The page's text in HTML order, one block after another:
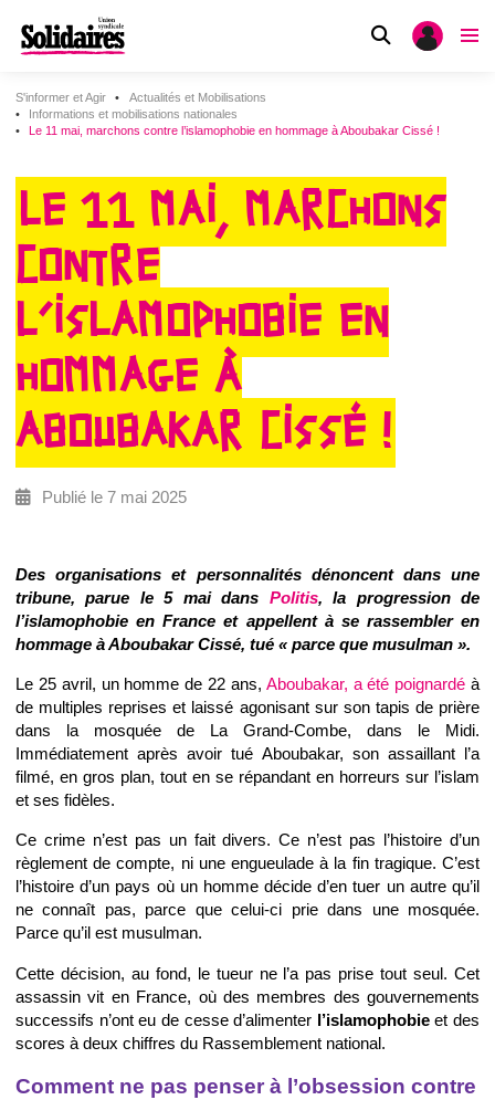
S'informer et Agir
Actualités et Mobilisations
Informations et mobilisations nationales
Le 11 mai, marchons contre l’islamophobie en hommage à Aboubakar Cissé !
LE 11 MAI, MARCHONS
CONTRE
L’ISLAMOPHOBIE EN
HOMMAGE À
ABOUBAKAR CISSÉ !
Publié le 7 mai 2025
Des organisations et personnalités dénoncent dans une
tribune, parue le 5 mai dans Politis, la progression de
l’islamophobie en France et appellent à se rassembler en
hommage à Aboubakar Cissé, tué « parce que musulman ».
Le 25 avril, un homme de 22 ans, Aboubakar, a été poignardéà
de multiples reprises et laissé agonisant sur son tapis de prière
dans la mosquée de La Grand-Combe, dans le Midi.
Immédiatement après avoir tué Aboubakar, son assaillant l’a
filmé, en gros plan, tout en se répandant en horreurs sur l’islam
et ses fidèles.
Ce crime n’est pas un fait divers. Ce n’est pas l’histoire d’un
règlement de compte, ni une engueulade à la fin tragique. C’est
l’histoire d’un pays où un homme décide d’en tuer un autre qu’il
ne connaît pas, parce que celui-ci prie dans une mosquée.
Parce qu’il est musulman.
Cette décision, au fond, le tueur ne l’a pas prise tout seul. Cet
assassin vit en France, où des membres des gouvernements
successifs n’ont eu de cesse d’alimenter l’islamophobieet des
scores à deux chiffres du Rassemblement national.
Comment ne pas penser à l’obsession contre